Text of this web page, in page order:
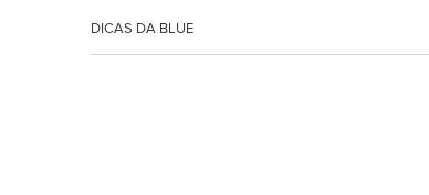
DICAS DA BLUE